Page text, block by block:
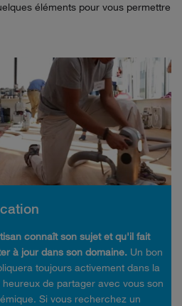
éléments pour vous permettre
connaît son sujet et qu'il fait
à jour dans son domaine. Un bon
toujours activement dans la
de partager avec vous son
Si vous recherchez un